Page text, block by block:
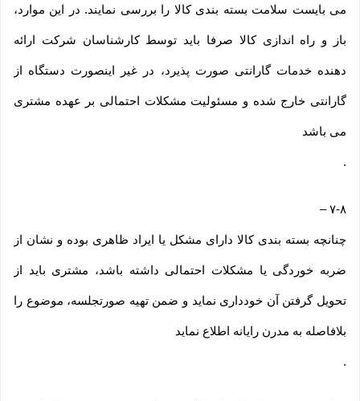
می بایست سلامت بسته بندی کالا را بررسی نمایند. در این موارد،
باز و راه اندازی کالا صرفا باید توسط کارشناسان شرکت ارائه
دهنده خدمات گارانتی صورت پذیرد، در غیر اینصورت دستگاه از
گارانتی خارج شده و مسئولیت مشکلات احتمالی بر عهده مشتری
می باشد
.
۷-۸–
چنانچه بسته بندی کالا دارای مشکل یا ایراد ظاهری بوده و نشان از
ضربه خوردگی یا مشکلات احتمالی داشته باشد، مشتری باید از
تحویل گرفتن آن خودداری نماید و ضمن تهیه صورتجلسه، موضوع را
بلافاصله به مدرن رایانه اطلاع نماید
.